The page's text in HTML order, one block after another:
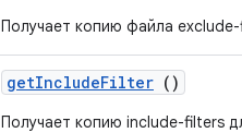
Получает копию файла
getIncludeFilter ()
Получает копию include-filters